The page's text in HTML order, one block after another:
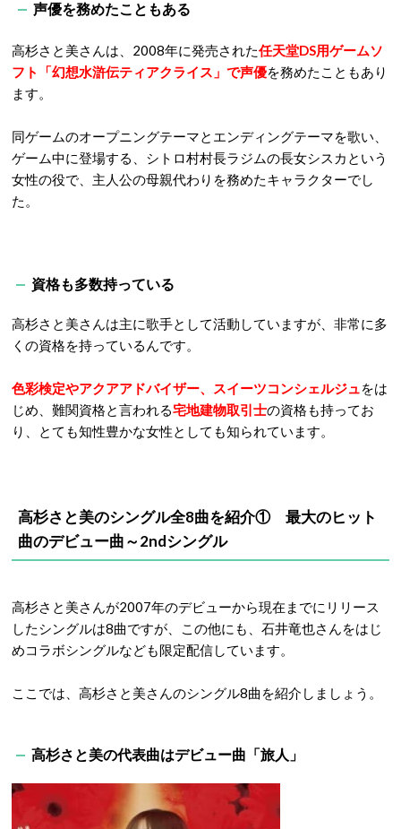
声優を務めたこともある
高杉さと美さんは、2008年に発売された任天堂DS用ゲームソ
フト「幻想水滸伝ティアクライス」で声優を務めたこともあり
ます。
同ゲームのオープニングテーマとエンディングテーマを歌い、
ゲーム中に登場する、シトロ村村長ラジムの長女シスカという
女性の役で、主人公の母親代わりを務めたキャラクターでし
た。
資格も多数持っている
高杉さと美さんは主に歌手として活動していますが、非常に多
くの資格を持っているんです。
色彩検定やアクアアドバイザー、スイーツコンシェルジュをは
じめ、難関資格と言われる宅地建物取引士の資格も持ってお
り、とても知性豊かな女性としても知られています。
高杉さと美のシングル全8曲を紹介① 最大のヒット
曲のデビュー曲～2ndシングル
高杉さと美さんが2007年のデビューから現在までにリリース
したシングルは8曲ですが、
この他にも、石井竜也さんをはじ
めコラボシングルなども限定配信しています。
ここでは、高杉さと美さんのシングル8曲を紹介しましょう。
高杉さと美の代表曲はデビュー曲「旅人」